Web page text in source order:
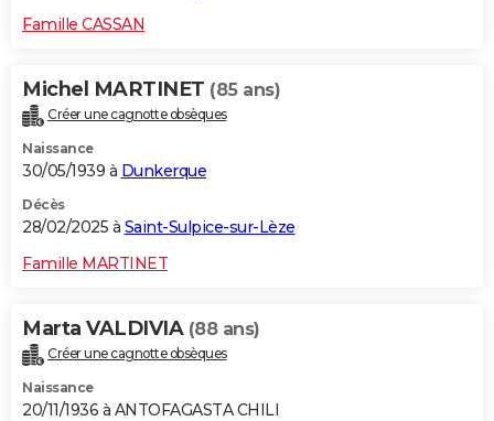
Famille CASSAN
Michel MARTINET (85 ans)
Créer une cagnotte obsèques
Naissance
30/05/1939 à Dunkerque
Décès
28/02/2025 à Saint-Sulpice-sur-Lèze
Famille MARTINET
Marta VALDIVIA (88 ans)
Créer une cagnotte obsèques
Naissance
20/11/1936 à ANTOFAGASTA CHILI